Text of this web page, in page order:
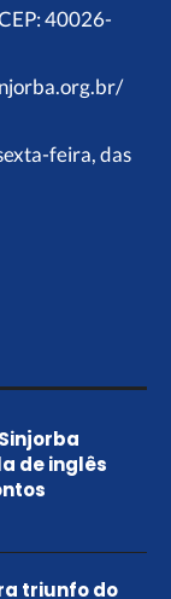
40026-
feira, das
de inglês
triunfo do